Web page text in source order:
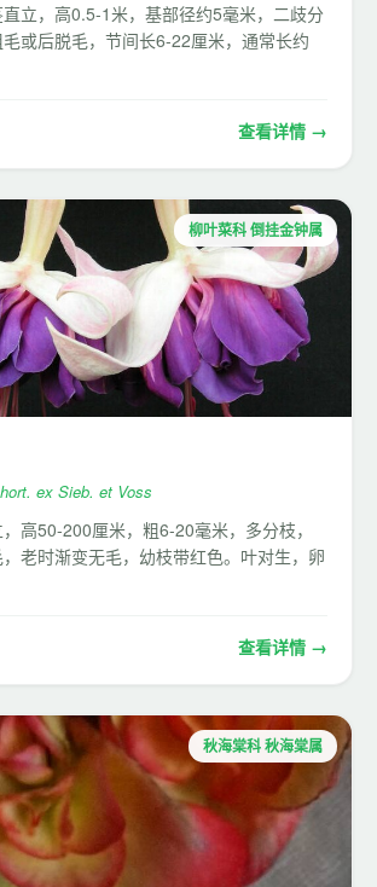
立，高0.5-1米，基部径约5毫米，二歧分
或后脱毛，节间长6-22厘米，通常长约
查看详情 →
柳叶菜科 倒挂金钟属
ex Sieb. et Voss
高50-200厘米，粗6-20毫米，多分枝，
老时渐变无毛，幼枝带红色。叶对生，卵
查看详情 →
秋海棠科 秋海棠属